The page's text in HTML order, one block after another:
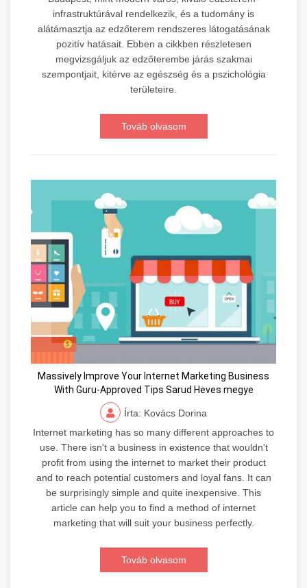
infrastruktúrával rendelkezik, és a tudomány is
alátámasztja az edzőterem rendszeres látogatásának
pozitív hatásait. Ebben a cikkben részletesen
megvizsgáljuk az edzőterembe járás szakmai
szempontjait, kitérve az egészség és a pszichológia
területeire.
Továb olvasom
Massively Improve Your Internet Marketing Business
With Guru-Approved Tips Sarud Heves megye
Írta: Kovács Dorina
Internet marketing has so many different approaches to
use. There isn't a business in existence that wouldn't
profit from using the internet to market their product
and to reach potential customers and loyal fans. It can
be surprisingly simple and quite inexpensive. This
article can help you to find a method of internet
marketing that will suit your business perfectly.
Továb olvasom